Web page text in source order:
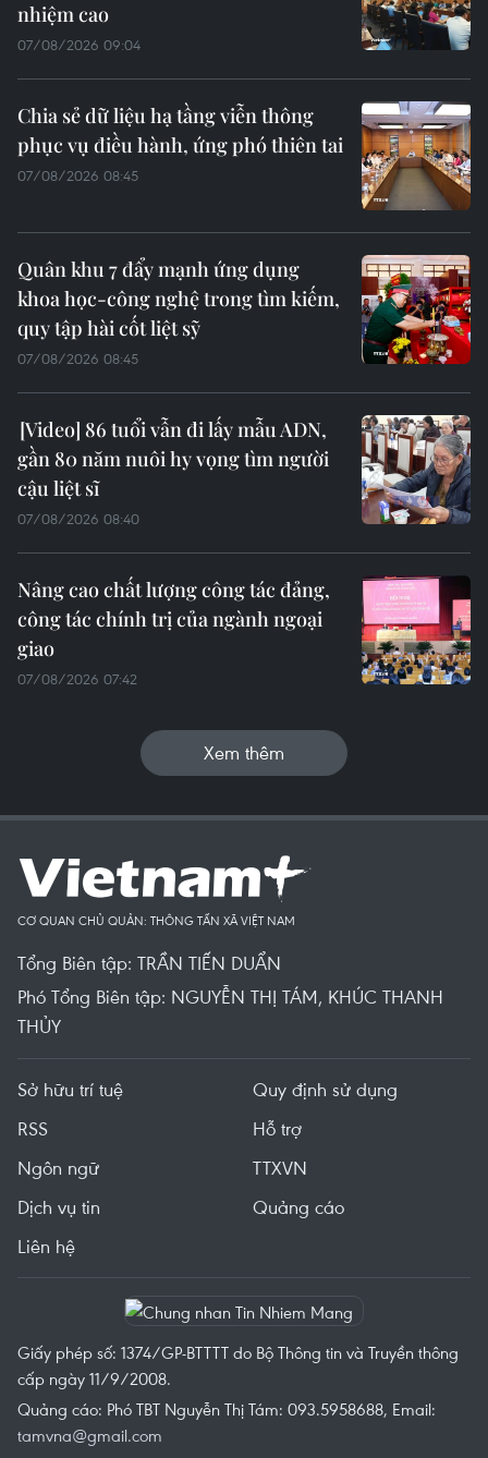
nhiệm cao
07/08/2026 09:04
Chia sẻ dữ liệu hạ tầng viễn thông
phục vụ điều hành, ứng phó thiên tai
07/08/2026 08:45
Quân khu 7 đẩy mạnh ứng dụng
khoa học-công nghệ trong tìm kiếm,
quy tập hài cốt liệt sỹ
07/08/2026 08:45
86 tuổi vẫn đi lấy mẫu ADN,
gần 80 năm nuôi hy vọng tìm người
cậu liệt sĩ
07/08/2026 08:40
Nâng cao chất lượng công tác đảng,
công tác chính trị của ngành ngoại
giao
07/08/2026 07:42
Xem thêm
CƠ QUAN CHỦ QUẢN: THÔNG TẤN XÃ VIỆT NAM
Tổng Biên tập: TRẦN TIẾN DUẨN
Phó Tổng Biên tập: NGUYỄN THỊ TÁM, KHÚC THANH
THỦY
Sở hữu trí tuệ
Quy định sử dụng
RSS
Hỗ trợ
Ngôn ngữ
TTXVN
Dịch vụ tin
Quảng cáo
Liên hệ
Giấy phép số: 1374/GP-BTTTT do Bộ Thông tin và Truyền thông
cấp ngày 11/9/2008.
Quảng cáo: Phó TBT Nguyễn Thị Tám: 093.5958688, Email:
tamvna@gmail.com